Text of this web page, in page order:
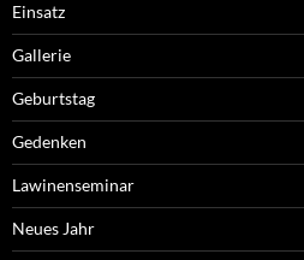
Einsatz
Gallerie
Geburtstag
Gedenken
Lawinenseminar
Neues Jahr